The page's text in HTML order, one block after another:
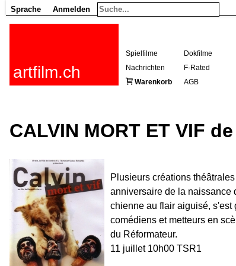
Sprache Anmelden
artfilm.ch
Spielfilme Dokfilme
Nachrichten
F-Rated
Warenkorb
AGB
CALVIN MORT ET VIF
Plusieurs créations
anniversaire de la naissance
chienne au flair aiguisé,
comédiens et metteurs en
du Réformateur.
11 juillet 10h00 TSR1